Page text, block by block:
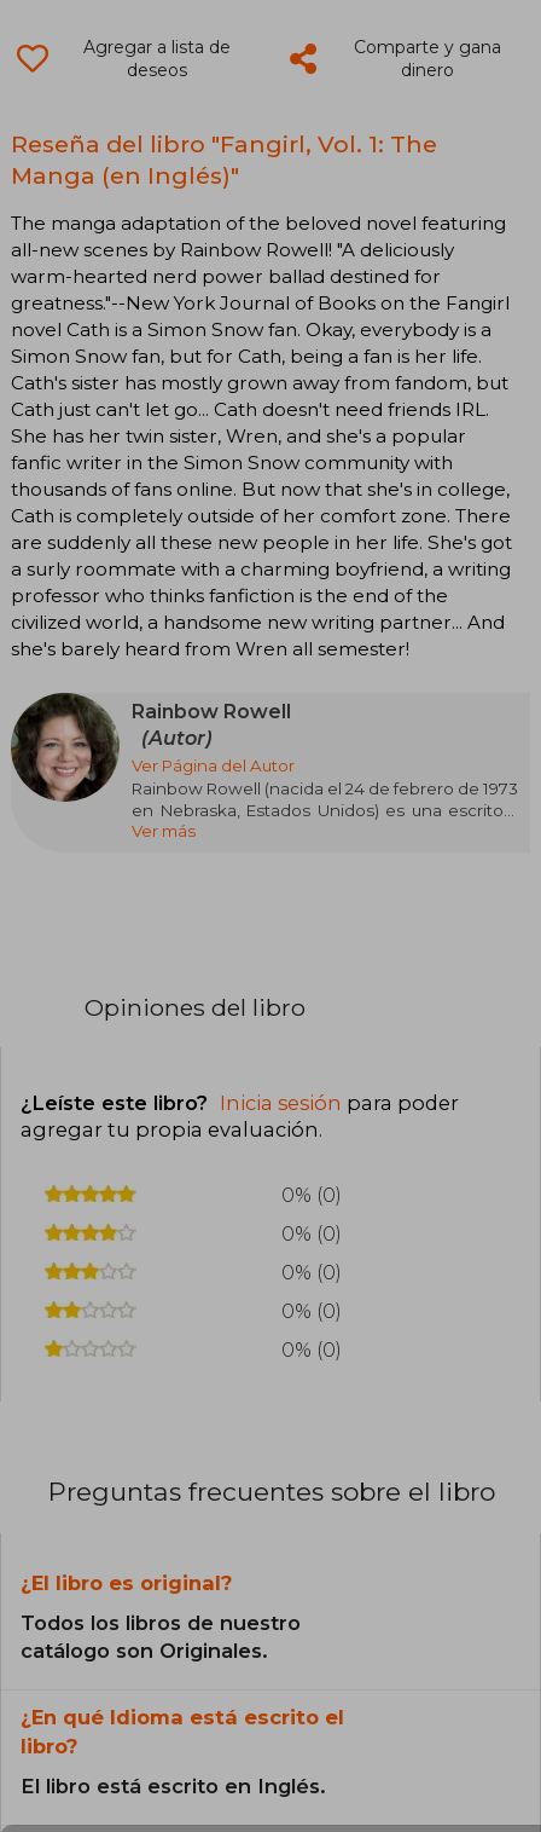
Agregar a lista de
deseos
Comparte y gana
dinero
Reseña del libro "Fangirl, Vol. 1: The
Manga (en Inglés)"
The manga adaptation of the beloved novel featuring
all-new scenes by Rainbow Rowell! "A deliciously
warm-hearted nerd power ballad destined for
greatness."--New York Journal of Books on the Fangirl
novel Cath is a Simon Snow fan. Okay, everybody is a
Simon Snow fan, but for Cath, being a fan is her life.
Cath's sister has mostly grown away from fandom, but
Cath just can't let go... Cath doesn't need friends IRL.
She has her twin sister, Wren, and she's a popular
fanfic writer in the Simon Snow community with
thousands of fans online. But now that she's in college,
Cath is completely outside of her comfort zone. There
are suddenly all these new people in her life. She's got
a surly roommate with a charming boyfriend, a writing
professor who thinks fanfiction is the end of the
civilized world, a handsome new writing partner... And
she's barely heard from Wren all semester!
Rainbow Rowell
(Autor)
Ver Página del Autor
Rainbow Rowell (nacida el 24 de febrero de 1973
en Nebraska, Estados Unidos) es una escritora
estadounidense reconocida por sus novelas
2015, Rowell publicó "Carry On" (conocida en
se centra principalmente en la literatura juvenil y
contemporánea.
Ver más
Opiniones del libro
¿Leíste este libro? Inicia sesión para poder
agregar tu propia evaluación.
0% (0)
0% (0)
0% (0)
0% (0)
0% (0)
Preguntas frecuentes sobre el libro
¿El libro es original?
Todos los libros de nuestro
catálogo son Originales.
¿En qué Idioma está escrito el
libro?
El libro está escrito en Inglés.